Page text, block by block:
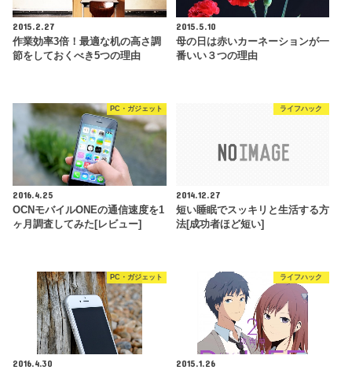
2015.2.27
作業効率3倍！最適な机の高さ調
節をしておくべき5つの理由
2015.5.10
母の日は赤いカーネーションが一
番いい３つの理由
PC・ガジェット
2016.4.25
OCNモバイルONEの通信速度を1
ヶ月調査してみた[レビュー]
ライフハック
2014.12.27
短い睡眠でスッキリと生活する方
法[成功者ほど短い]
PC・ガジェット
2016.4.30
ライフハック
2015.1.26